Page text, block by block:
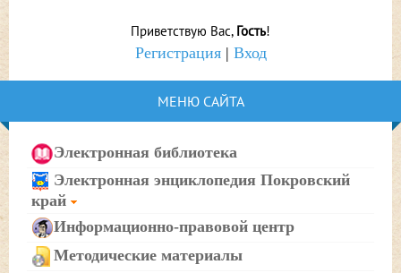
Приветствую Вас, Гость!
Регистрация| Вход
МЕНЮ САЙТА
Электронная библиотека
Электронная энциклопедия Покровский
край
Информационно-правовой центр
Методические материалы